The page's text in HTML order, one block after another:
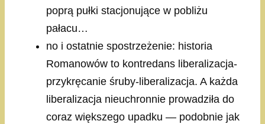
poprą pułki stacjonujące w pobliżu
pałacu…
no i ostatnie spostrzeżenie: historia
Romanowów to kontredans liberalizacja-
przykręcanie śruby-liberalizacja. A każda
liberalizacja nieuchronnie prowadziła do
coraz większego upadku — podobnie jak